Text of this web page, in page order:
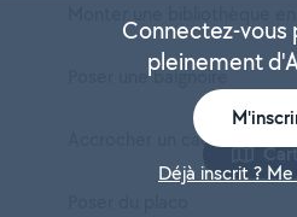
Poser une baignoire
Accrocher un cadre
Connectez-
pleinement
Déjà inscrit ?